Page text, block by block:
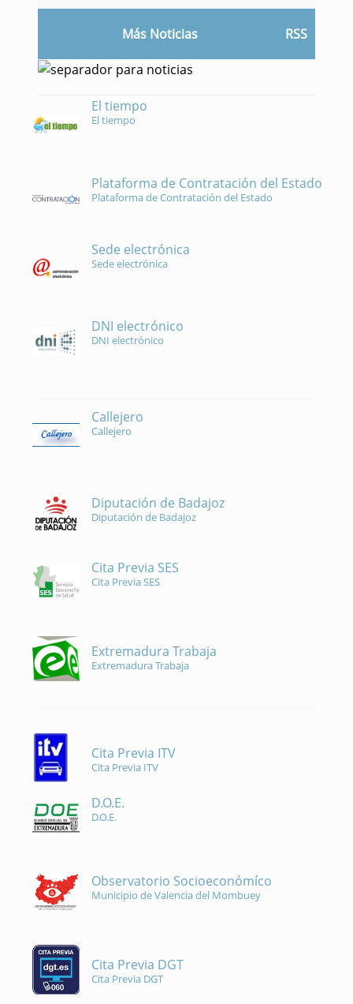
Más Noticias RSS
El tiempo
El tiempo
Plataforma de Contratación del Estado
Plataforma de Contratación del Estado
Sede electrónica
Sede electrónica
DNI electrónico
DNI electrónico
Callejero
Callejero
Diputación de Badajoz
Diputación de Badajoz
Cita Previa SES
Cita Previa SES
Extremadura Trabaja
Extremadura Trabaja
Cita Previa ITV
Cita Previa ITV
D.O.E.
D.O.E.
Observatorio Socioeconómíco
Municipio de Valencia del Mombuey
Cita Previa DGT
Cita Previa DGT